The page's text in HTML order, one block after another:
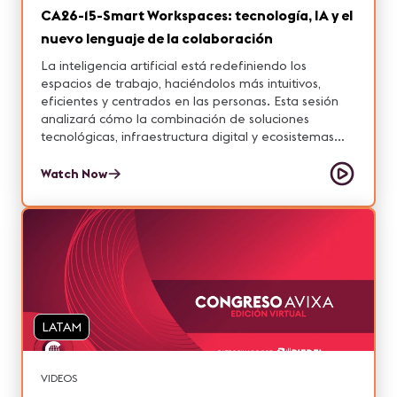
proyecto, desarrollado por Framemov en el marco
del consorcio de investigación GIVAH (AEI – Ministerio
de Industria y Turismo), tendrá su primer piloto
operativo en abril de 2025, lo que convierte esta
charla en una oportunidad única de presentar
resultados reales y en caliente.
CA26-15-Smart Workspaces: tecnología, IA y el
nuevo lenguaje de la colaboración
La inteligencia artificial está redefiniendo los
espacios de trabajo, haciéndolos más intuitivos,
eficientes y centrados en las personas. Esta sesión
analizará cómo la combinación de soluciones
tecnológicas, infraestructura digital y ecosistemas
inteligentes, autónomos y fluidos. Exploraremos
casos reales, tendencias y estrategias que muestran
cómo la IA ya está optimizando reuniones,
automatizando flujos de trabajo, personalizando
experiencias y reduciendo fricciones entre usuarios,
dispositivos y plataformas. También discutiremos
qué capacidades necesitan las empresas para
diseñar espacios preparados para un futuro donde
humanos y tecnología colaboran de manera natural,
creativa y sostenible.
Watch Now
LATAM
VIDEOS